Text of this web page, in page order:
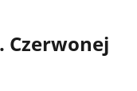
Czerwonej